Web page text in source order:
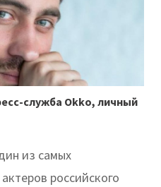
служба Okko, личный
из самых
российского